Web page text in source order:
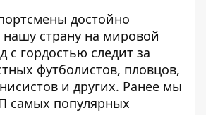
достойно
нашу страну на мировой
с гордостью следит за
футболистов, пловцов,
и других. Ранее мы
самых популярных